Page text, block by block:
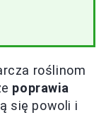
roślinom
poprawia
się powoli i